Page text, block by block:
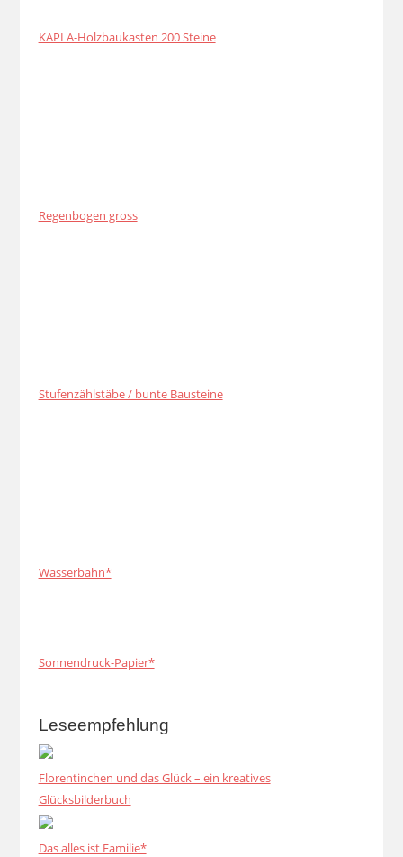
KAPLA-Holzbaukasten 200 Steine
Regenbogen gross
Stufenzählstäbe / bunte Bausteine
Wasserbahn*
Sonnendruck-Papier*
Leseempfehlung
Florentinchen und das Glück – ein kreatives
Glücksbilderbuch
Das alles ist Familie*